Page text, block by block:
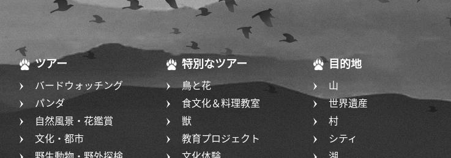
ツアー
バードウォッチング
パンダ
自然風景・花鑑賞
文化・都市
特別なツアー
鳥と花
食文化＆料理教室
獣
教育プロジェクト
目的地
山
世界遺産
村
シティ